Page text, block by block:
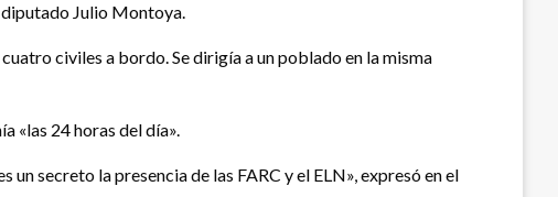
Julio Montoya.
civiles a bordo. Se dirigía a un poblado en la misma
«las 24 horas del día».
secreto la presencia de las FARC y el ELN», expresó en el